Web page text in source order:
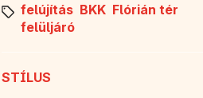
felújítás BKK Flórián tér
felüljáró
STÍLUS